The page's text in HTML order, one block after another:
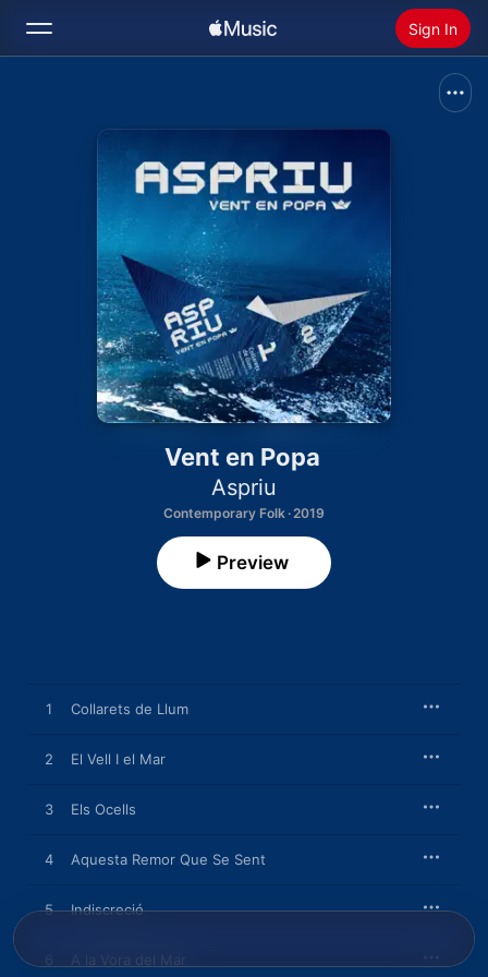
Sign In
Radio
Install Apple Music
Vent en Popa
Aspriu
Contemporary Folk · 2019
Preview
1 Collarets de Llum
2 El Vell I el Mar
3 Els Ocells
4 Aquesta Remor Que Se Sent
5 Indiscreció
6 A la Vora del Mar